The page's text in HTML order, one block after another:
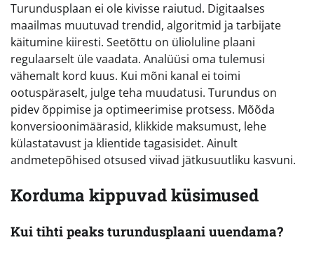
Turundusplaan ei ole kivisse raiutud. Digitaalses
maailmas muutuvad trendid, algoritmid ja tarbijate
käitumine kiiresti. Seetõttu on ülioluline plaani
regulaarselt üle vaadata. Analüüsi oma tulemusi
vähemalt kord kuus. Kui mõni kanal ei toimi
ootuspäraselt, julge teha muudatusi. Turundus on
pidev õppimise ja optimeerimise protsess. Mõõda
konversioonimäärasid, klikkide maksumust, lehe
külastatavust ja klientide tagasisidet. Ainult
andmetepõhised otsused viivad jätkusuutliku kasvuni.
Korduma kippuvad küsimused
Kui tihti peaks turundusplaani uuendama?